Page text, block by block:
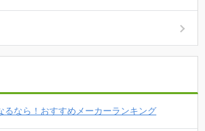
るなら！おすすめメーカーランキング